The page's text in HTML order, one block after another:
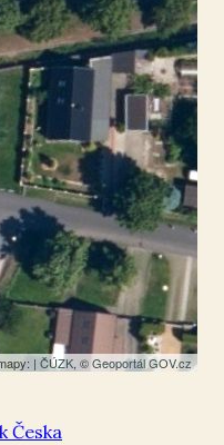
| ČÚZK, ©Geoportál GOV.cz
,13.451412
Česka